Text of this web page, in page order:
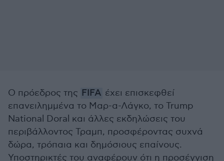
Ο πρόεδρος της FIFA έχει επισκεφθεί
επανειλημμένα το Μαρ-α-Λάγκο, το Trump
National Doral και άλλες εκδηλώσεις του
περιβάλλοντος Τραμπ, προσφέροντας συχνά
δώρα, τρόπαια και δημόσιους επαίνους.
Υποστηρικτές του αναφέρουν ότι η προσέγγιση